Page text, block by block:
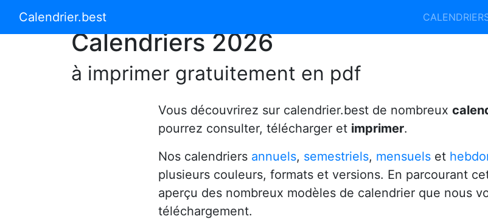
Calendrier.bestCalendrier 2024 Calendrier 2027
Calendriers 2026
à imprimer gratuitement en pdf
Vous découvrirez sur calendrier.best de nombreux
pourrez consulter, télécharger et imprimer.
Nos calendriers annuels, semestriels, mensuelset
plusieurs couleurs, formats et versions. En parcourant
aperçu des nombreux modèles de calendrier que nous
téléchargement.